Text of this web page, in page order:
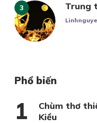
Trung
Posted
Phổ biến
Chùm thơ
Kiều